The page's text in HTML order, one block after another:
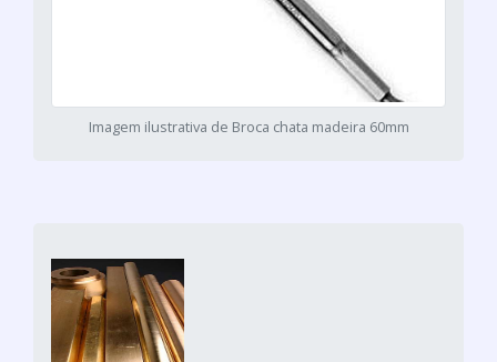
Imagem ilustrativa de Broca chata madeira 60mm